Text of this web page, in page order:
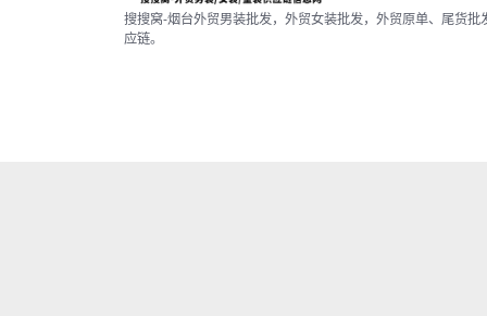
搜搜窝-烟台外贸男装批发，外贸女装批发，外贸原单、尾货批
应链。